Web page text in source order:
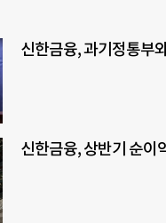
신한금융, 과기정통부
신한금융, 상반기 순이